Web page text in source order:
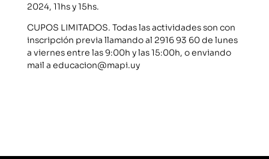
2024, 11hs y 15hs.
CUPOS LIMITADOS. Todas las actividades son con
inscripción previa llamando al 2916 93 60 de lunes
a viernes entre las 9:00h y las 15:00h, o enviando
mail a educacion@mapi.uy